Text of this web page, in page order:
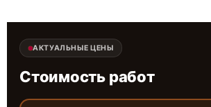
АКТУАЛЬНЫЕ ЦЕНЫ
Стоимость работ